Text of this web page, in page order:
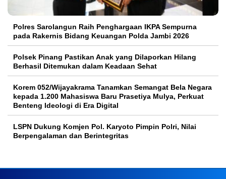
Polres Sarolangun Raih Penghargaan IKPA Sempurna
pada Rakernis Bidang Keuangan Polda Jambi 2026
Polsek Pinang Pastikan Anak yang Dilaporkan Hilang
Berhasil Ditemukan dalam Keadaan Sehat
Korem 052/Wijayakrama Tanamkan Semangat Bela Negara
kepada 1.200 Mahasiswa Baru Prasetiya Mulya, Perkuat
Benteng Ideologi di Era Digital
LSPN Dukung Komjen Pol. Karyoto Pimpin Polri, Nilai
Berpengalaman dan Berintegritas